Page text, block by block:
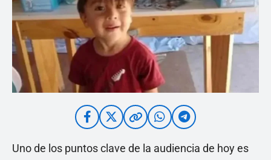
Uno de los puntos clave de la audiencia de hoy es